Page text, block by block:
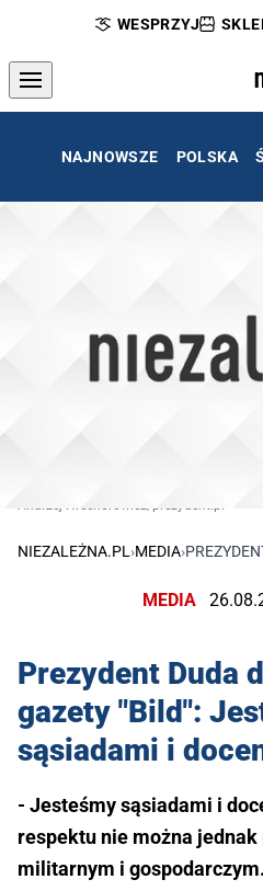
WESPRZYJ
NAJNOWSZE POLSKA
NIEZALEŻNA.PL ›MEDIA›
MEDIA
Prezydent Duda
gazety "Bild":
sąsiadami i
- Jesteśmy sąsiadami i
respektu nie można
militarnym i gospodarczym.